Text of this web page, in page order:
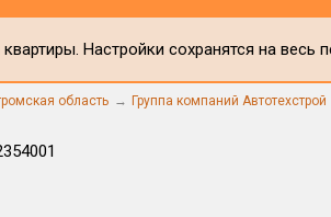
Настройки сохранятся на
область Группа компаний Автотехстрой